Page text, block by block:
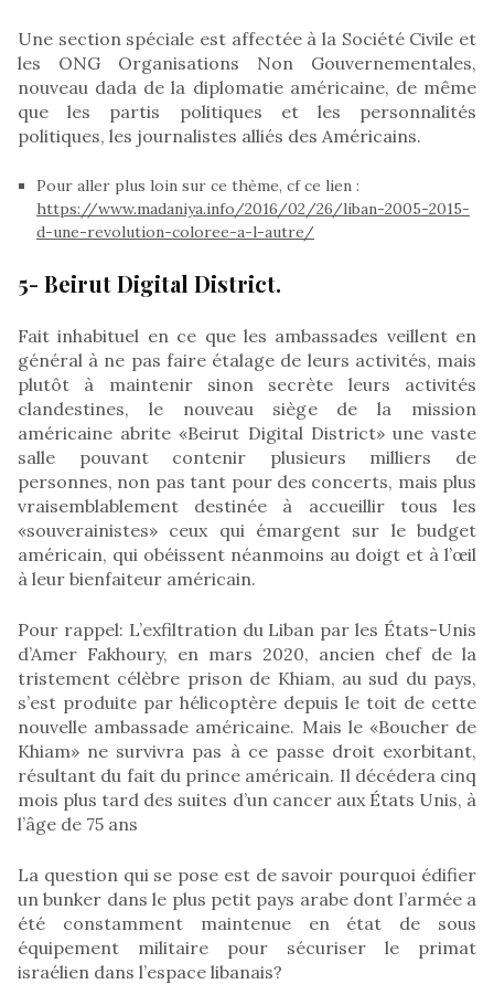
Une section spéciale est affectée à la Société Civile et
les ONG Organisations Non Gouvernementales,
nouveau dada de la diplomatie américaine, de même
que les partis politiques et les personnalités
politiques, les journalistes alliés des Américains.
Pour aller plus loin sur ce thème, cf ce lien :
https://www.madaniya.info/2016/02/26/liban-2005-2015-
d-une-revolution-coloree-a-l-autre/
5- Beirut Digital District.
Fait inhabituel en ce que les ambassades veillent en
général à ne pas faire étalage de leurs activités, mais
plutôt à maintenir sinon secrète leurs activités
clandestines, le nouveau siège de la mission
américaine abrite «Beirut Digital District» une vaste
salle pouvant contenir plusieurs milliers de
personnes, non pas tant pour des concerts, mais plus
vraisemblablement destinée à accueillir tous les
«souverainistes» ceux qui émargent sur le budget
américain, qui obéissent néanmoins au doigt et à l’œil
à leur bienfaiteur américain.
Pour rappel: L’exfiltration du Liban par les États-Unis
d’Amer Fakhoury, en mars 2020, ancien chef de la
tristement célèbre prison de Khiam, au sud du pays,
s’est produite par hélicoptère depuis le toit de cette
nouvelle ambassade américaine. Mais le «Boucher de
Khiam» ne survivra pas à ce passe droit exorbitant,
résultant du fait du prince américain. Il décédera cinq
mois plus tard des suites d’un cancer aux États Unis, à
l’âge de 75 ans
La question qui se pose est de savoir pourquoi édifier
un bunker dans le plus petit pays arabe dont l’armée a
été constamment maintenue en état de sous
équipement militaire pour sécuriser le primat
israélien dans l’espace libanais?